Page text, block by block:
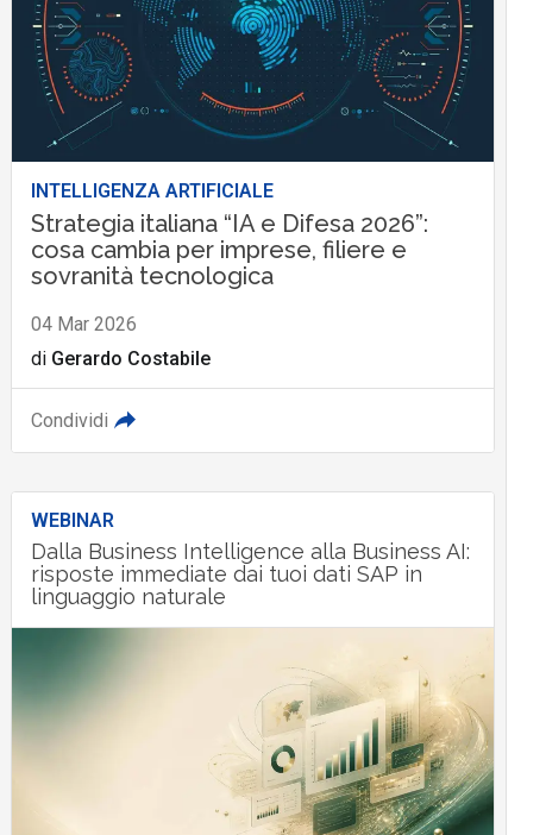
INTELLIGENZA ARTIFICIALE
Strategia italiana “IA e Difesa 2026”:
cosa cambia per imprese, filiere e
sovranità tecnologica
04 Mar 2026
di Gerardo Costabile
Condividi
WEBINAR
Dalla Business Intelligence alla Business AI:
risposte immediate dai tuoi dati SAP in
linguaggio naturale